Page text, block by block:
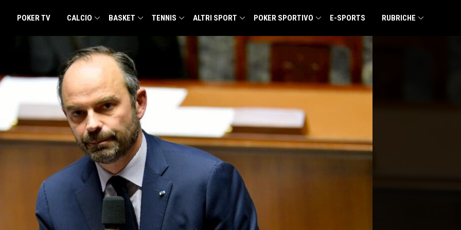
POKER TV CALCIO BASKET TENNIS ALTRI SPORT POKER SPORTIVO E-SPORTS RUBRICHE